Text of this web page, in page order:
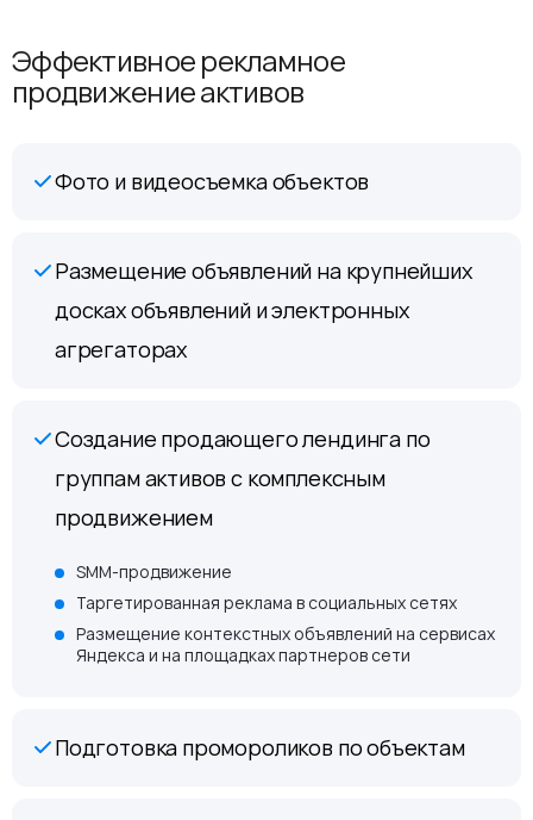
Эффективное рекламное
продвижение активов
Фото и видеосъемка объектов
Размещение объявлений на крупнейших
досках объявлений и электронных
агрегаторах
Создание продающего лендинга по
группам активов с комплексным
продвижением
SMM-продвижение
Таргетированная реклама в социальных сетях
Размещение контекстных объявлений на сервисах
Яндекса и на площадках партнеров сети
Подготовка промороликов по объектам